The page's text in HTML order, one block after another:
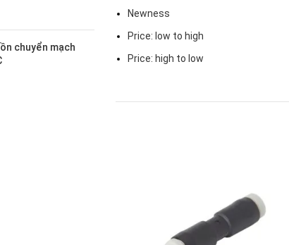
chuyển mạch
Newness
Price: low to high
Price: high to low